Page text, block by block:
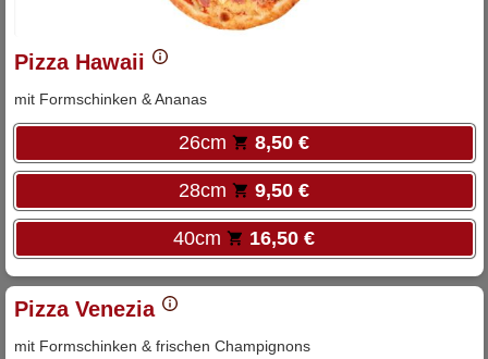
Pizza Hawaii
mit Formschinken & Ananas
26cm 8,50 €
28cm 9,50 €
40cm 16,50 €
Pizza Venezia
mit Formschinken & frischen Champignons